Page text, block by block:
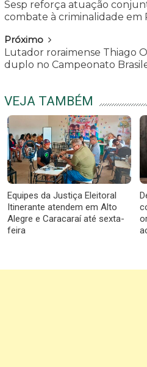
Sesp reforça atuação
combate à criminalidade em
Próximo
Lutador roraimense Thiago
duplo no Campeonato
VEJA TAMBÉM
Equipes da Justiça Eleitoral
Itinerante atendem em Alto
Alegre e Caracaraí até sexta-
feira